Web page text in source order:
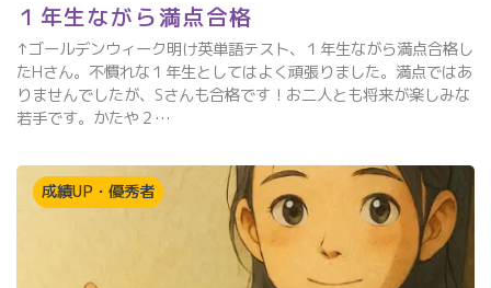
１年生ながら満点合格
↑ゴールデンウィーク明け英単語テスト、１年生ながら満点合格し
たHさん。不慣れな１年生としてはよく頑張りました。満点ではあ
りませんでしたが、Sさんも合格です！お二人とも将来が楽しみな
若手です。かたや２…
成績UP・優秀者